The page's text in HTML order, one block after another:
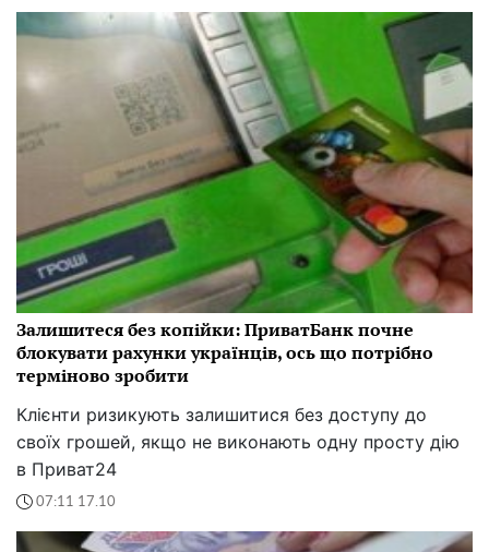
Залишитеся без копійки: ПриватБанк почне
блокувати рахунки українців, ось що потрібно
терміново зробити
Клієнти ризикують залишитися без доступу до
своїх грошей, якщо не виконають одну просту дію
в Приват24
07:11 17.10